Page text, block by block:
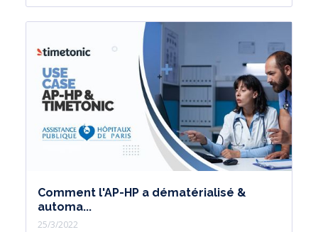
Comment l'AP-HP a dématérialisé &
automa...
25/3/2022